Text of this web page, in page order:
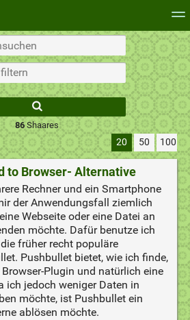
RSS Feed Einloggen
86Shaares
20 50 100
to Browser- Alternative
Rechner und ein Smartphone
der Anwendungsfall ziemlich
Webseite oder eine Datei an
möchte. Dafür benutze ich
früher recht populäre
Pushbullet bietet, wie ich finde,
Plugin und natürlich eine
ich jedoch weniger Daten in
möchte, ist Pushbullet ein
ablösen möchte.